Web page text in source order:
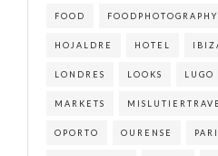
FOOD FOODPHOTOGRAPHY
HOJALDRE HOTEL
LONDRES LOOKS LUGO
MARKETS
OPORTO OURENSE